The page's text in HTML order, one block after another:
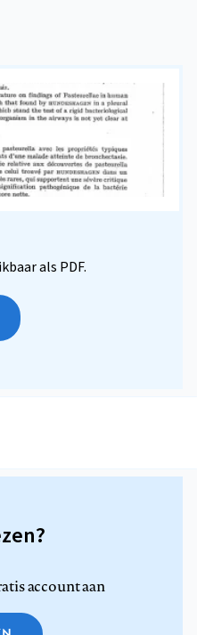
als PDF.
account aan